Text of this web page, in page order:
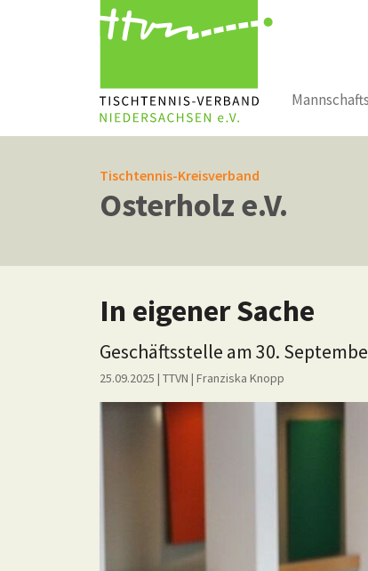
Tischtennis-Kreisverband
Osterholz e.V.
In eigener Sache
Geschäftsstelle am 30.
25.09.2025 | TTVN | Franziska Knopp